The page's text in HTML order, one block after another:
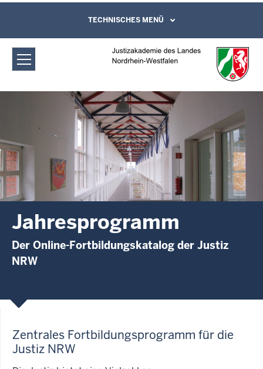
Justizakademie des Landes Nordrhein-
Westfalen: Jahresprogramm
Direkt zum Inhalt
Leichte Sprache, Gebärdensprachenvideo
und Kontaktformular
TECHNISCHES MENÜ
Jahresprogramm
Der Online-Fortbildungskatalog der Justiz
NRW
Zentrales Fortbildungsprogramm für die
Justiz NRW